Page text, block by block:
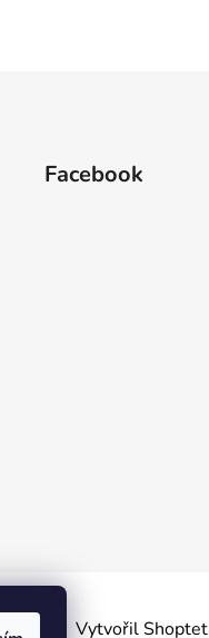
Facebook
Vytvořil Shoptet